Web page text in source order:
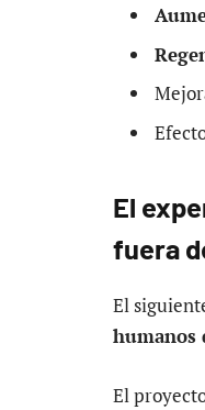
El
fuera
El
humanos
El